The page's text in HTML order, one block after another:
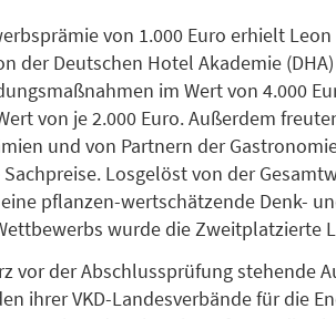
von 1.000 Euro erhielt
der Deutschen Hotel Akademie
im Wert von 4.000
von je 2.000 Euro. Außerdem
und von Partnern der
Losgelöst von der
pflanzen-wertschätzende Denk-
wurde die Zweitplatzierte
vor der Abschlussprüfung stehende
ihrer VKD-Landesverbände für die